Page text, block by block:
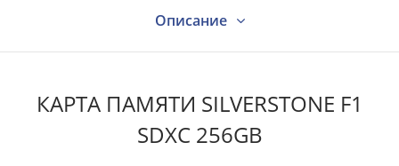
Описание
Видео
КАРТА ПАМЯТИ SILVERSTONE F1
SDXC 256GB